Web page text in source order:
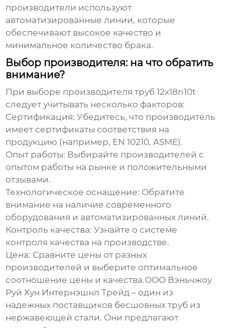
производители используют
автоматизированные линии, которые
обеспечивают высокое качество и
минимальное количество брака.
Выбор производителя: на что обратить
внимание?
При выборе производителя труб12x18n10t
следует учитывать несколько факторов:
Сертификация: Убедитесь, что производитель
имеет сертификаты соответствия на
продукцию (например, EN 10210, ASME).
Опыт работы: Выбирайте производителей с
опытом работы на рынке и положительными
отзывами.
Технологическое оснащение: Обратите
внимание на наличие современного
оборудования и автоматизированных линий.
Контроль качества: Узнайте о системе
контроля качества на производстве.
Цена: Сравните цены от разных
производителей и выберите оптимальное
соотношение цены и качества.ООО Вэньчжоу
Руй Хун Интернэшнл Трейд – один из
надежных поставщиков бесшовных труб из
нержавеющей стали. Они предлагают